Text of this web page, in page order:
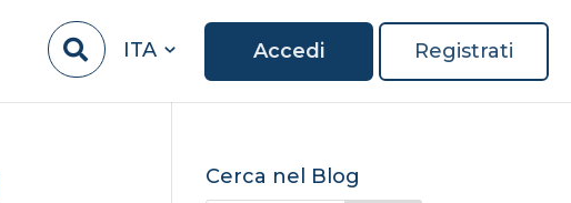
Registrati
Accedi
ITA
Cerca nel Blog